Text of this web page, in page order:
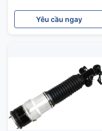
Động cơ
Yêu cầu ngay